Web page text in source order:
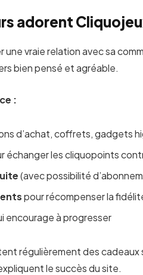
adorent
une vraie relation avec sa
bien pensé et agréable.
:
d’achat, coffrets, gadgets
échanger les cliquopoints
(avec possibilité
pour récompenser la
encourage à progresser
régulièrement des cadeaux
le succès du site.